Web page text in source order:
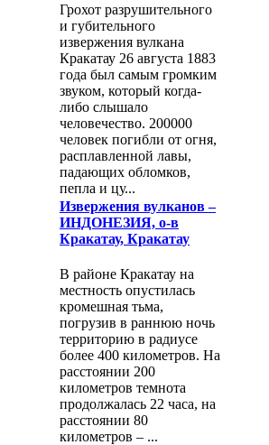
Грохот разрушительного
и губительного
извержения вулкана
Кракатау 26 августа 1883
года был самым громким
звуком, который когда-
либо слышало
человечество. 200000
человек погибли от огня,
расплавленной лавы,
падающих обломков,
пепла и цу...
Извержения вулканов –
ИНДОНЕЗИЯ, о-в
Кракатау, Кракатау
В районе Кракатау на
местность опустилась
кромешная тьма,
погрузив в раннюю ночь
территорию в радиусе
более 400 километров. На
расстоянии 200
километров темнота
продолжалась 22 часа, на
расстоянии 80
километров – ...